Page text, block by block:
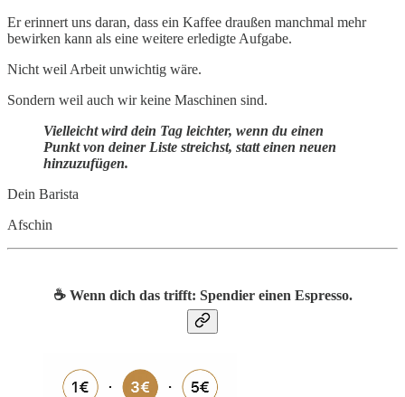
Er erinnert uns daran, dass ein Kaffee draußen manchmal mehr
bewirken kann als eine weitere erledigte Aufgabe.
Nicht weil Arbeit unwichtig wäre.
Sondern weil auch wir keine Maschinen sind.
Vielleicht wird dein Tag leichter, wenn du einen
Punkt von deiner Liste streichst, statt einen neuen
hinzuzufügen.
Dein Barista
Afschin
☕️ Wenn dich das trifft: Spendier einen Espresso.